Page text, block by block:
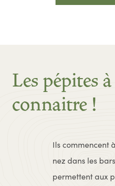
Les pépites à
connaitre !
Ils commencent
nez dans les
permettent aux